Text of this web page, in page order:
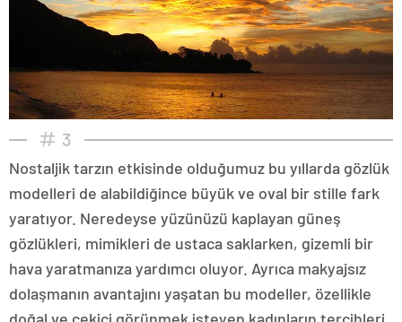
3
Nostaljik tarzın etkisinde olduğumuz bu yıllarda gözlük
modelleri de alabildiğince büyük ve oval bir stille fark
yaratıyor. Neredeyse yüzünüzü kaplayan güneş
gözlükleri, mimikleri de ustaca saklarken, gizemli bir
hava yaratmanıza yardımcı oluyor. Ayrıca makyajsız
dolaşmanın avantajını yaşatan bu modeller, özellikle